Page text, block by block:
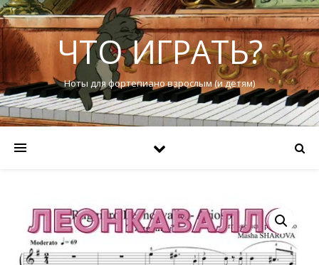
ЧТО ИГРАТЬ?
Ноты для фортепиано взрослым (и детям)